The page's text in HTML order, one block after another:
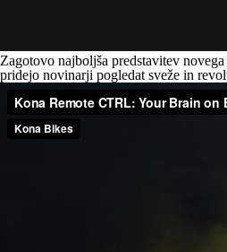
Zagotovo najboljša predstavitev novega
pridejo novinarji pogledat sveže in